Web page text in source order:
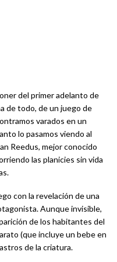
del primer adelanto de
de todo, de un juego de
varados en un
lo pasamos viendo al
Reedus, mejor conocido
las planicies sin vida
con la revelación de una
Aunque invisible,
de los habitantes del
(que incluye un bebe en
de la criatura.